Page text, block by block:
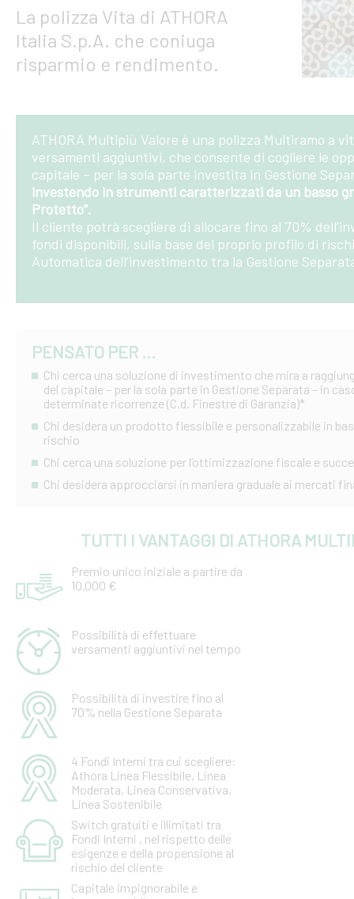
La polizza Vita di ATHORA
Italia S.p.A. che coniuga
risparmio e rendimento.
ATHORA Multipiù Valore è una polizza Multiramo a
versamenti aggiuntivi, che consente di cogliere le
capitale – per la sola parte investita in Gestione
investendo in strumenti caratterizzati da un basso
Protetto”.
Il cliente potrà scegliere di allocare fino al 70%
fondi disponibili, sulla base del proprio profilo di
Automatica dell’investimento tra la Gestione
PENSATO PER ...
Chi cerca una soluzione di investimento che mira a
del capitale – per la sola parte in Gestione Separata – in
determinate ricorrenze (C.d. Finestre di Garanzia)*
Chi desidera un prodotto flessibile e personalizzabile in
rischio
Chi cerca una soluzione per l’ottimizzazione fiscale e
Chi desidera approcciarsi in maniera graduale ai mercati
TUTTI I VANTAGGI DI ATHORA
Premio unico iniziale a partire da
10.000 €
Possibilità di effettuare
versamenti aggiuntivi nel tempo
Possibilità di investire fino al
70% nella Gestione Separata
4 Fondi Interni tra cui scegliere:
Athora Linea Flessibile, Linea
Moderata, Linea Conservativa,
Linea Sostenibile
Switch gratuiti e illimitati tra
Fondi Interni , nel rispetto delle
esigenze e della propensione al
rischio del cliente
Capitale impignorabile e